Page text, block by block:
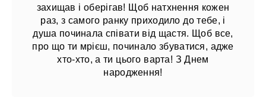
захищав і оберігав! Щоб натхнення кожен
раз, з самого ранку приходило до тебе, і
душа починала співати від щастя. Щоб все,
про що ти мрієш, починало збуватися, адже
хто-хто, а ти цього варта! З Днем
народження!